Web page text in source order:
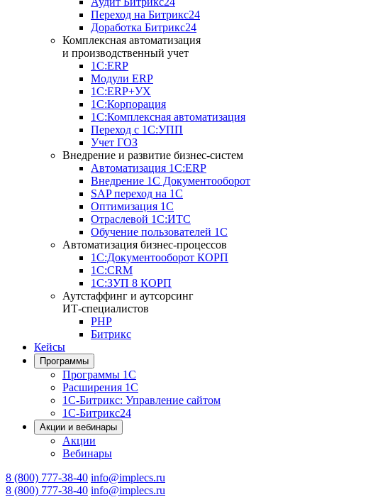
Переход на Битрикс24
Доработка Битрикс24
Комплексная автоматизация
и производственный учет
1С:ERP
Модули ERP
1C:ERP+УХ
1С:Корпорация
1С:Комплексная автоматизация
Переход с 1С:УПП
Учет ГОЗ
Внедрение и развитие бизнес-систем
Автоматизация 1С:ERP
Внедрение 1С Документооборот
SAP переход на 1С
Оптимизация 1С
Отраслевой 1С:ИТС
Обучение пользователей 1С
Автоматизация бизнес-процессов
1С:Документооборот КОРП
1С:CRM
1С:ЗУП 8 КОРП
Аутстаффинг и аутсорсинг
ИТ-специалистов
PHP
Битрикс
Кейсы
Программы
Программы 1С
Расширения 1С
1С-Битрикс: Управление сайтом
1С-Битрикс24
Акции и вебинары
Акции
Вебинары
8 (800) 777-38-40 info@implecs.ru
8 (800) 777-38-40 info@implecs.ru